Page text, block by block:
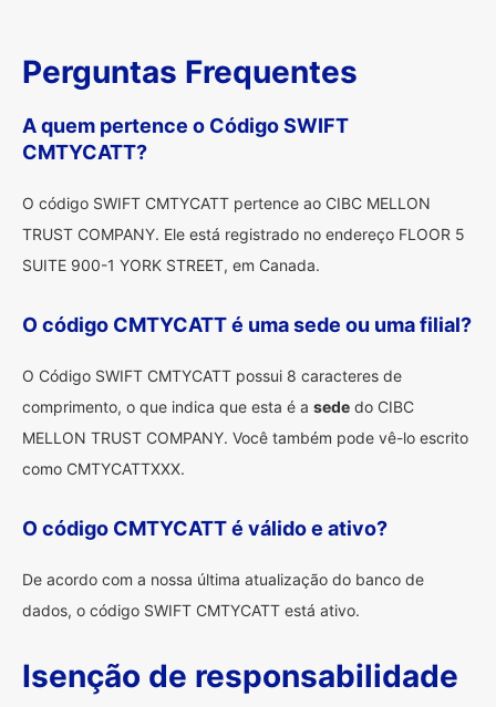
Perguntas Frequentes
A quem pertence o Código SWIFT
CMTYCATT?
O código SWIFT CMTYCATT pertence ao CIBC MELLON
TRUST COMPANY. Ele está registrado no endereço FLOOR 5
SUITE 900-1 YORK STREET, em Canada.
O código CMTYCATT é uma sede ou uma filial?
O Código SWIFT CMTYCATT possui 8 caracteres de
comprimento, o que indica que esta é a sede do CIBC
MELLON TRUST COMPANY. Você também pode vê-lo escrito
como CMTYCATTXXX.
O código CMTYCATT é válido e ativo?
De acordo com a nossa última atualização do banco de
dados, o código SWIFT CMTYCATT está ativo.
Isenção de responsabilidade